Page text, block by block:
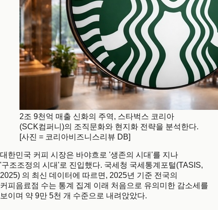
2조 9천억 매출 신화의 주역, 스타벅스 코리아
(SCK컴퍼니)의 조직문화와 현지화 전략을 분석한다.
[사진 = 코리아비즈니스리뷰 DB]
대한민국 커피 시장은 바야흐로 '생존의 시대'를 지나
'구조조정의 시대'로 진입했다. 국세청 국세통계포털(TASIS,
2025) 의 최신 데이터에 따르면, 2025년 기준 전국의
커피음료점 수는 통계 집계 이래 처음으로 유의미한 감소세를
보이며 약 9만 5천 개 수준으로 내려앉았다.